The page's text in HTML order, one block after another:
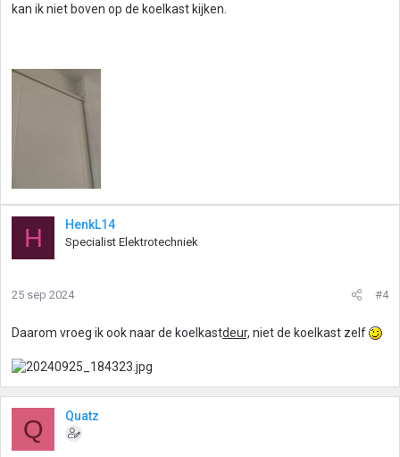
kan ik niet boven op de koelkast kijken.
H HenkL14
Specialist Elektrotechniek
25 sep 2024 #4
Daarom vroeg ik ook naar de koelkastdeur, niet de koelkast zelf
Q Quatz